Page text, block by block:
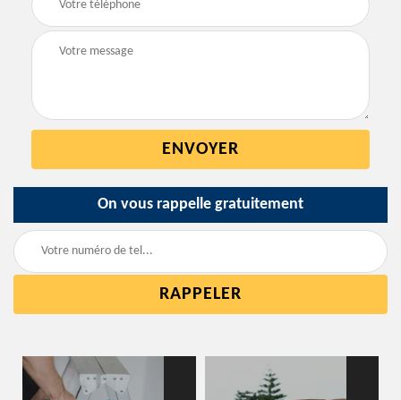
On vous rappelle gratuitement